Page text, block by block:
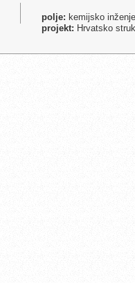
polje: kemijsko
projekt: Hrvatsko